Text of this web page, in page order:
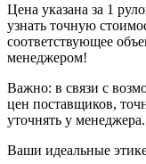
Цена указана за 1
узнать точную
соответствующее
менеджером!
Важно: в связи с
цен поставщиков,
уточнять у менеджера.
Ваши идеальные